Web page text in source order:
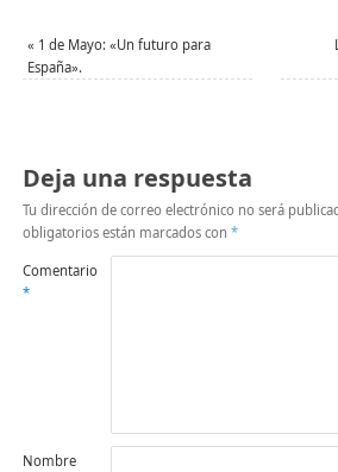
« 1 de Mayo: «Un futuro para
España».
Deja una respuesta
Tu dirección de correo electrónico no será
obligatorios están marcados con *
Comentario
*
Nombre